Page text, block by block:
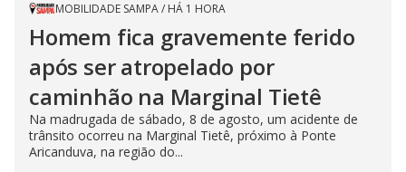
MOBILIDADE SAMPA/ HÁ 1 HORA
Homem fica gravemente ferido
após ser atropelado por
caminhão na Marginal Tietê
Na madrugada de sábado, 8 de agosto, um acidente de
trânsito ocorreu na Marginal Tietê, próximo à Ponte
Aricanduva, na região do...